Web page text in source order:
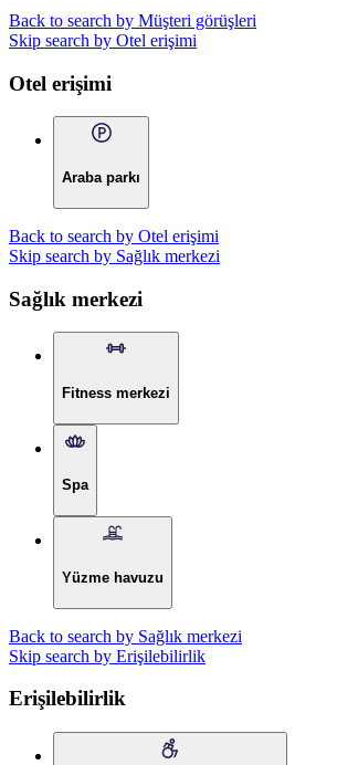
Back to search by Müşteri görüşleri
Skip search by Otel erişimi
Otel erişimi
Araba parkı
Back to search by Otel erişimi
Skip search by Sağlık merkezi
Sağlık merkezi
Fitness merkezi
Spa
Yüzme havuzu
Back to search by Sağlık merkezi
Skip search by Erişilebilirlik
Erişilebilirlik